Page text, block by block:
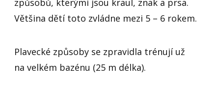
Většina dětí toto zvládne mezi 5 – 6 rokem.
Plavecké způsoby se zpravidla trénují už
na velkém bazénu (25 m délka).